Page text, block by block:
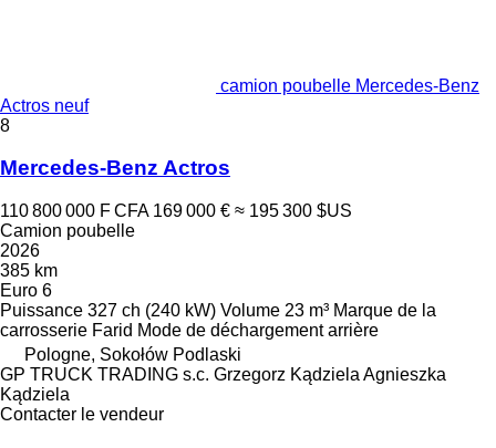
camion poubelle Mercedes-Benz
Actros neuf
8
Mercedes-Benz Actros
110 800 000 F CFA 169 000 € ≈ 195 300 $US
Camion poubelle
2026
385 km
Euro 6
Puissance 327 ch (240 kW) Volume 23 m³ Marque de la
carrosserie Farid Mode de déchargement arrière
Pologne, Sokołów Podlaski
GP TRUCK TRADING s.c. Grzegorz Kądziela Agnieszka
Kądziela
Contacter le vendeur